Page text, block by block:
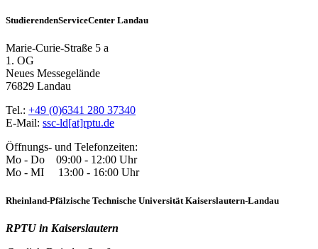
StudierendenServiceCenter Landau
Marie-Curie-Straße 5 a
1. OG
Neues Messegelände
76829 Landau
Tel.: +49 (0)6341 280 37340
E-Mail: ssc-ld[at]rptu.de
Öffnungs- und Telefonzeiten:
Mo - Do 09:00 - 12:00 Uhr
Mo - MI 13:00 - 16:00 Uhr
Rheinland-Pfälzische Technische Universität Kaiserslautern-Landau
RPTU in Kaiserslautern